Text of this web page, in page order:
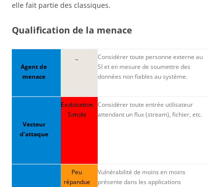
elle fait partie des classiques.
Qualification de la menace
Agent de
menace
Considérer toute personne externe au
SI et en mesure de soumettre des
données non fiables au système.
Vecteur
d’attaque
Exploitation
Simple
Considérer toute entrée utilisateur
attendant un flux (stream), fichier, etc.
Peu
répandue
Vulnérabilité de moins en moins
présente dans les applications